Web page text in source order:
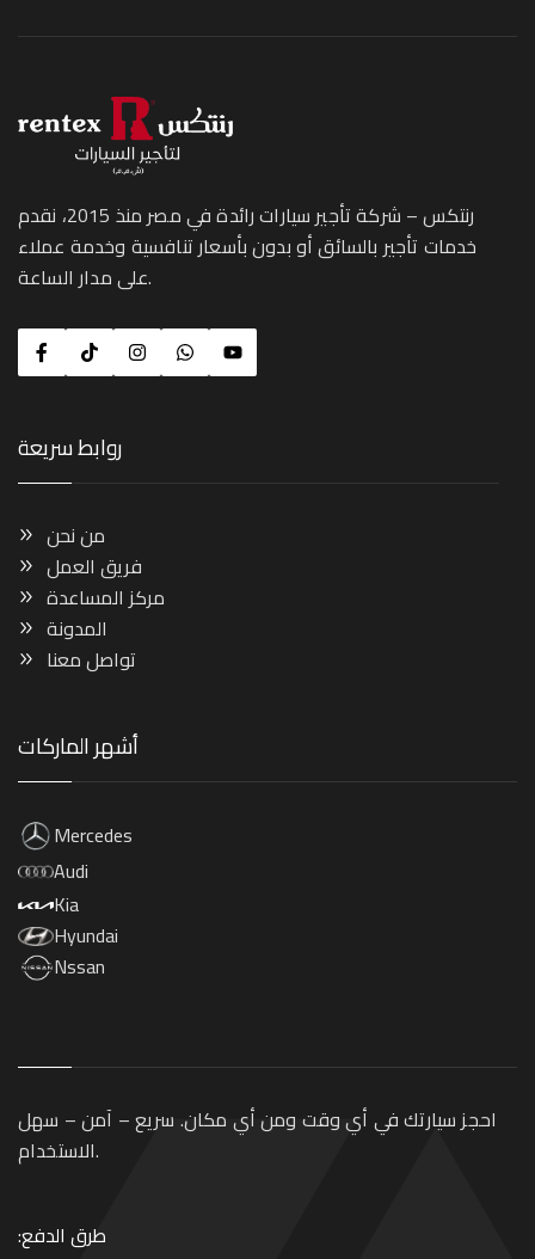
رنتكس – شركة تأجير سيارات رائدة في مصر منذ 2015، نقدم
خدمات تأجير بالسائق أو بدون بأسعار تنافسية وخدمة عملاء
على مدار الساعة.
روابط سريعة
من نحن
فريق العمل
مركز المساعدة
المدونة
تواصل معنا
أشهر الماركات
Mercedes
Audi
Kia
Hyundai
Nssan
احجز سيارتك في أي وقت ومن أي مكان. سريع – آمن – سهل
الاستخدام.
طرق الدفع: